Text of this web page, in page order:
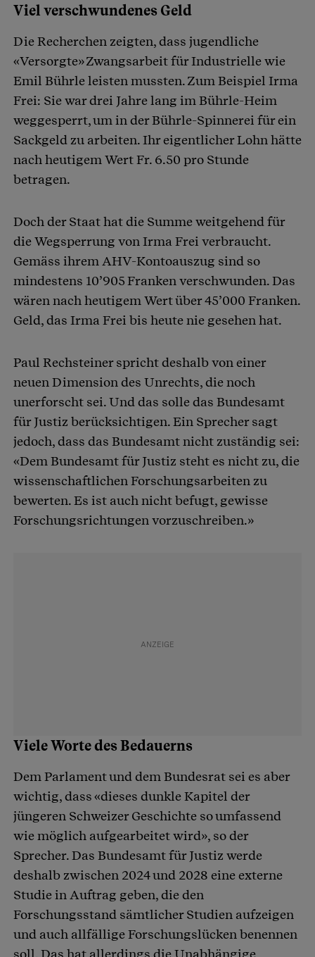
Viel verschwundenes Geld
Die Recherchen zeigten, dass jugendliche
«Versorgte» Zwangsarbeit für Industrielle wie
Emil Bührle leisten mussten. Zum Beispiel Irma
Frei: Sie war drei Jahre lang im Bührle-Heim
weggesperrt, um in der Bührle-Spinnerei für ein
Sackgeld zu arbeiten. Ihr eigentlicher Lohn hätte
nach heutigem Wert Fr. 6.50 pro Stunde
betragen.
Doch der Staat hat die Summe weitgehend für
die Wegsperrung von Irma Frei verbraucht.
Gemäss ihrem AHV-Kontoauszug sind so
mindestens 10’905 Franken verschwunden. Das
wären nach heutigem Wert über 45’000 Franken.
Geld, das Irma Frei bis heute nie gesehen hat.
Paul Rechsteiner spricht deshalb von einer
neuen Dimension des Unrechts, die noch
unerforscht sei. Und das solle das Bundesamt
für Justiz berücksichtigen. Ein Sprecher sagt
jedoch, dass das Bundesamt nicht zuständig sei:
«Dem Bundesamt für Justiz steht es nicht zu, die
wissenschaftlichen Forschungsarbeiten zu
bewerten. Es ist auch nicht befugt, gewisse
Forschungsrichtungen vorzuschreiben.»
Viele Worte des Bedauerns
Dem Parlament und dem Bundesrat sei es aber
wichtig, dass «dieses dunkle Kapitel der
jüngeren Schweizer Geschichte so umfassend
wie möglich aufgearbeitet wird», so der
Sprecher. Das Bundesamt für Justiz werde
deshalb zwischen 2024 und 2028 eine externe
Studie in Auftrag geben, die den
Forschungsstand sämtlicher Studien aufzeigen
und auch allfällige Forschungslücken benennen
soll. Das hat allerdings die Unabhängige